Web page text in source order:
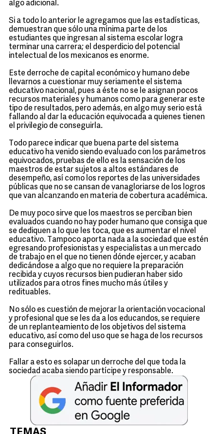
algo adicional.
Si a todo lo anterior le agregamos que las estadísticas,
demuestran que sólo una mínima parte de los
estudiantes que ingresan al sistema escolar logra
terminar una carrera; el desperdicio del potencial
intelectual de los mexicanos es enorme.
Este derroche de capital económico y humano debe
llevarnos a cuestionar muy seriamente el sistema
educativo nacional, pues a éste no se le asignan pocos
recursos materiales y humanos como para generar este
tipo de resultados, pero además, en algo muy serio está
fallando al dar la educación equivocada a quienes tienen
el privilegio de conseguirla.
Todo parece indicar que buena parte del sistema
educativo ha venido siendo evaluado con los parámetros
equivocados, pruebas de ello es la sensación de los
maestros de estar sujetos a altos estándares de
desempeño, así como los reportes de las universidades
públicas que no se cansan de vanagloriarse de los logros
que van alcanzando en materia de cobertura académica.
De muy poco sirve que los maestros se perciban bien
evaluados cuando no hay poder humano que consiga que
se dediquen a lo que les toca, que es aumentar el nivel
educativo. Tampoco aporta nada a la sociedad que estén
egresando profesionistas y especialistas a un mercado
de trabajo en el que no tienen dónde ejercer, y acaban
dedicándose a algo que no requiere la preparación
recibida y cuyos recursos bien pudieran haber sido
utilizados para otros fines mucho más útiles y
redituables.
No sólo es cuestión de mejorar la orientación vocacional
y profesional que se les da a los educandos, se requiere
de un replanteamiento de los objetivos del sistema
educativo, así como del uso que se haga de los recursos
para conseguirlos.
Fallar a esto es solapar un derroche del que toda la
sociedad acaba siendo partícipe y responsable.